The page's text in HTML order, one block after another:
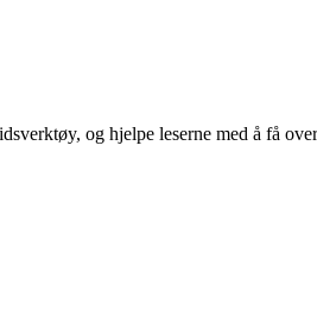
og hjelpe leserne med å få